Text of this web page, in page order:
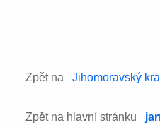
Zpět na Jihomoravský
Zpět na hlavní stránku